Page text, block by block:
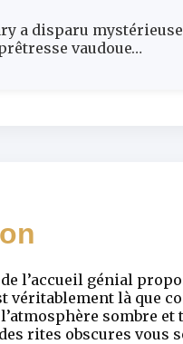
a disparu
vaudoue…
l’accueil génial
véritablement là que
l’atmosphère sombre
rites obscures vous